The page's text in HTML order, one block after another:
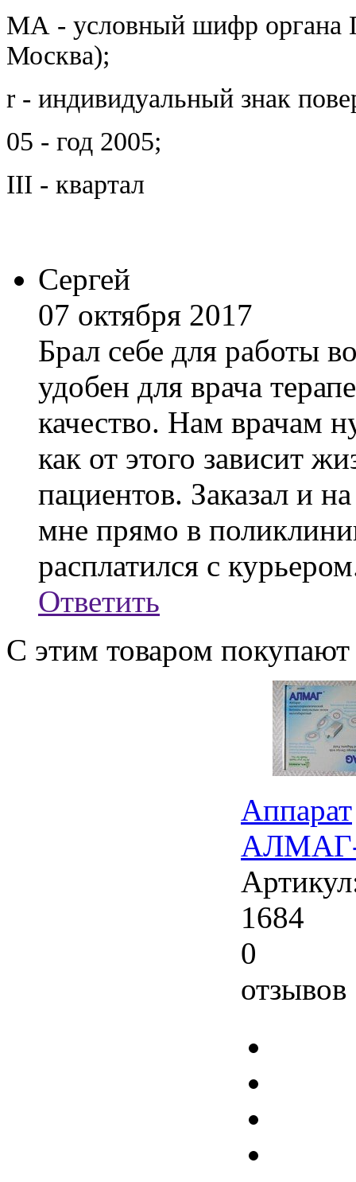
МА - условный шифр органа
Москва);
r - индивидуальный знак
05 - год 2005;
III - квартал
Сергей
07 октября 2017
Брал себе для работы
удобен для врача
качество. Нам врачам
как от этого зависит
пациентов. Заказал и
мне прямо в
расплатился с
Ответить
С этим товаром покупают
Аппарат
1684
0
отзывов